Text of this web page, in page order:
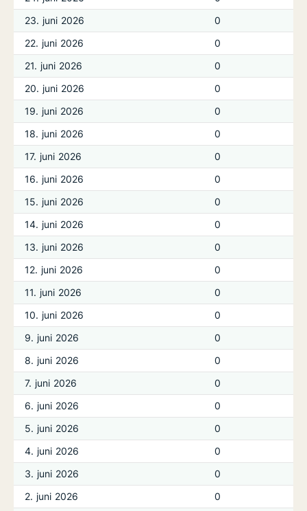
23. juni 2026
0
22. juni 2026
0
21. juni 2026
0
20. juni 2026
0
19. juni 2026
0
18. juni 2026
0
17. juni 2026
0
16. juni 2026
0
15. juni 2026
0
14. juni 2026
0
13. juni 2026
0
12. juni 2026
0
11. juni 2026
0
10. juni 2026
0
9. juni 2026
0
8. juni 2026
0
7. juni 2026
0
6. juni 2026
0
5. juni 2026
0
4. juni 2026
0
3. juni 2026
0
2. juni 2026
0